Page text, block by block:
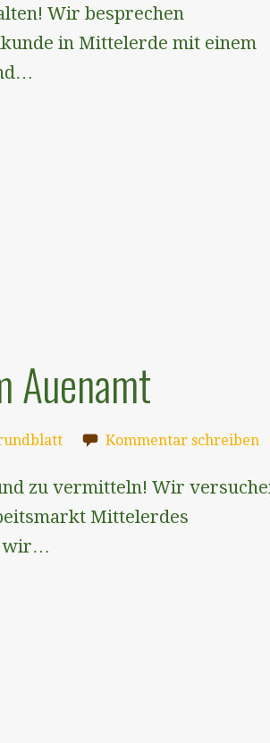
Wir besprechen
in Mittelerde mit einem
Auenamt
Kommentar schreiben
zu vermitteln! Wir
Mittelerdes
wir…